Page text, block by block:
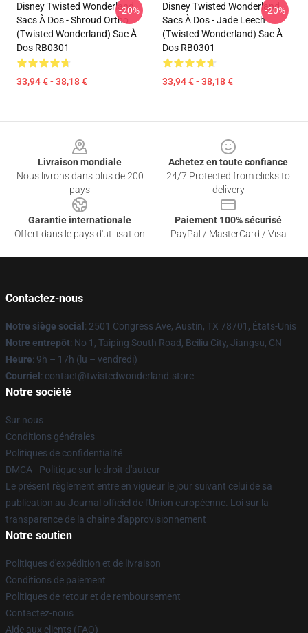
Disney Twisted Wonderland
Sacs À Dos - Shroud Ortho
(Twisted Wonderland) Sac À
Dos RB0301
33,94 € - 38,18 €
-20%
Disney Twisted Wonderland
Sacs À Dos - Jade Leech
(Twisted Wonderland) Sac À
Dos RB0301
33,94 € - 38,18 €
-20%
Livraison mondiale
Nous livrons dans plus de 200
pays
Achetez en toute confiance
24/7 Protected from clicks to
delivery
Garantie internationale
Offert dans le pays d'utilisation
Paiement 100% sécurisé
PayPal / MasterCard / Visa
Contactez-nous
Notre siège social : 2501 Congress Ave, Austin, TX 78701, États-Unis
Notre entrepôt: No 1, Taiping South Road, Beiliu City, Jiangsu, CN
Heure: 9h – 17h (lu – vendredi)
Courriel : contact@twistedwonderland.store
Notre société
Sur nous
Conditions générales
Politiques de confidentialité
DMCA - Politique sur le droit d'auteur
Le présent règlement entre en vigueur le jour suivant celui de sa
publication au Journal officiel de l'Union européenne. Loi sur la
transparence de la chaîne d'approvisionnement
Notre soutien
Politiques d'expédition et de livraison
Conditions de paiement
Politiques de retour et de remboursement
Contactez-nous
Aide aux clients (FAQ)